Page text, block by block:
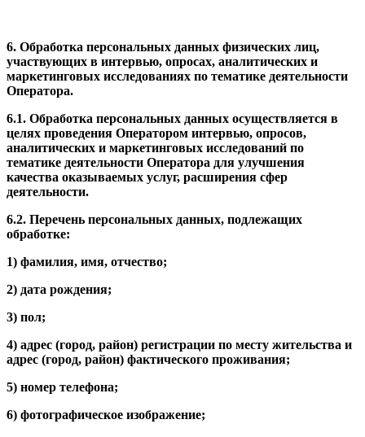
6. Обработка персональных данных физических лиц,
участвующих в интервью, опросах, аналитических и
маркетинговых исследованиях по тематике деятельности
Оператора.
6.1. Обработка персональных данных осуществляется в
целях проведения Оператором интервью, опросов,
аналитических и маркетинговых исследований по
тематике деятельности Оператора для улучшения
качества оказываемых услуг, расширения сфер
деятельности.
6.2. Перечень персональных данных, подлежащих
обработке:
1) фамилия, имя, отчество;
2) дата рождения;
3) пол;
4) адрес (город, район) регистрации по месту жительства и
адрес (город, район) фактического проживания;
5) номер телефона;
6) фотографическое изображение;